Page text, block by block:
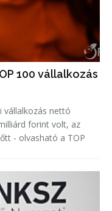
100 vállalkozás
vállalkozás nettó
forint volt, az
- olvasható a TOP